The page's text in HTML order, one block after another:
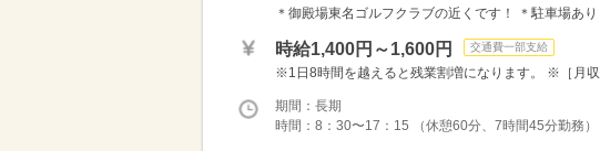
＊御殿場東名ゴルフクラブの近くです！ ＊駐車場あり
時給1,400円～1,600円 交通費一部支給
※1日8時間を越えると残業割増になります。 ※［月
期間：長期
時間：8：30〜17：15 （休憩60分、7時間45分勤務